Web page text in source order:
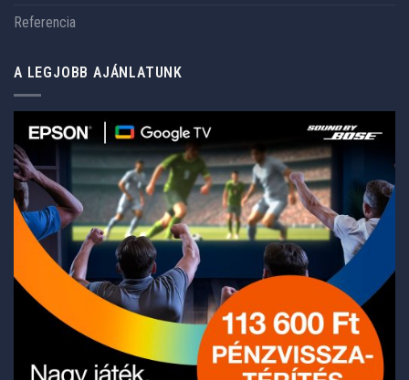
Referencia
A LEGJOBB AJÁNLATUNK